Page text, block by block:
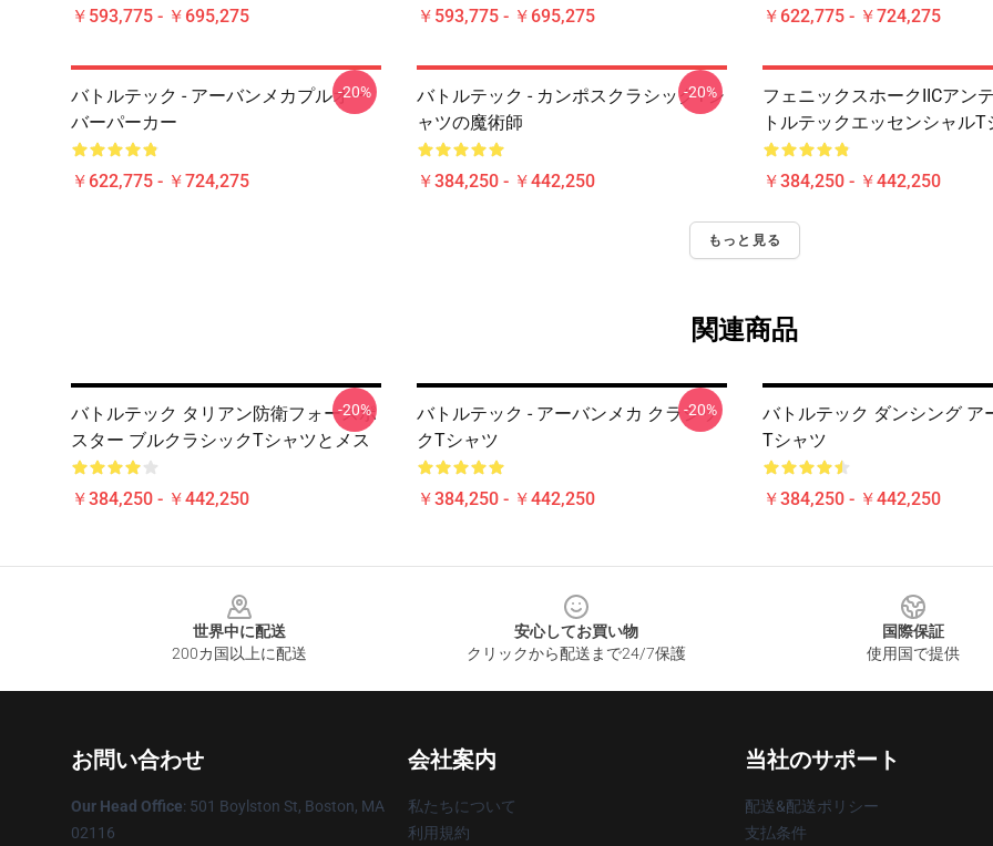
￥593,775 - ￥695,275 ￥593,775 - ￥695,275 ￥622,775 - ￥724,275
バトルテック - アーバンメカプルオー
バーパーカー
￥622,775 - ￥724,275
-20%
バトルテック - カンポスクラシックTシ
ャツの魔術師
￥384,250 - ￥442,250
-20%
フェニックスホークIICアン
トルテックエッセンシャルT
￥384,250 - ￥442,250
もっと見る
関連商品
バトルテック タリアン防衛フォースポ
スター ブルクラシックTシャツとメス
￥384,250 - ￥442,250
-20%
バトルテック - アーバンメカ クラシッ
クTシャツ
￥384,250 - ￥442,250
-20%
バトルテック ダンシング ア
Tシャツ
￥384,250 - ￥442,250
世界中に配送
200カ国以上に配送
安心してお買い物
クリックから配送まで24/7保護
国際保証
使用国で提供
お問い合わせ
Our Head Office: 501 Boylston St, Boston, MA
02116
会社案内
私たちについて
利用規約
当社のサポート
配送&配送ポリシー
支払条件